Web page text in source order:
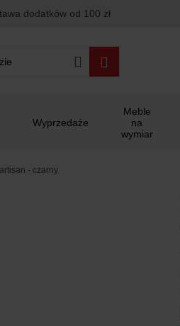
dodatków od 100 zł
Wyprzedaże
Meble
na
wymiar
- czarny